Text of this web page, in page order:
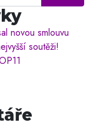
novou smlouvu
soutěži!